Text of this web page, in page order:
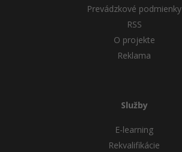
Prevádzkové podmienky
RSS
O projekte
Reklama
Služby
E-learning
Rekvalifikácie